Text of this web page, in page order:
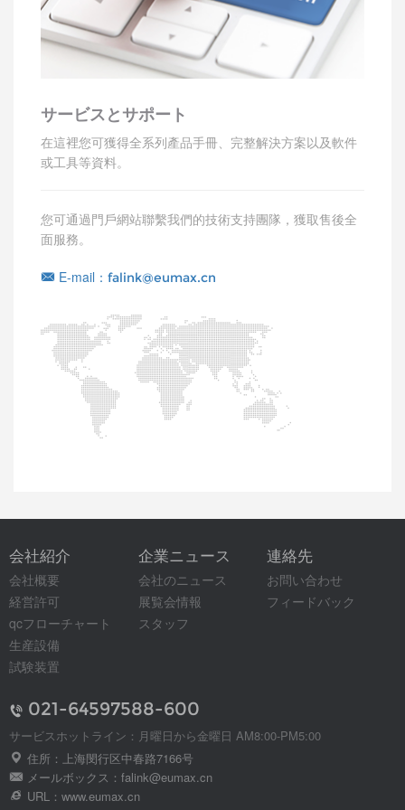
サービスとサポート
在這裡您可獲得全系列產品手冊、完整解決方案以及軟件
或工具等資料。
您可通過門戶網站聯繫我們的技術支持團隊，獲取售後全
面服務。
E-mail： falink@eumax.cn
会社紹介
会社概要
経営許可
qcフローチャート
生産設備
試験装置
企業ニュース
会社のニュース
展覧会情報
スタッフ
連絡先
お問い合わせ
フィードバック
021-64597588-600
サービスホットライン：月曜日から金曜日 AM8:00-PM5:00
住所：上海閔行区中春路7166号
メールボックス：falink@eumax.cn
URL：www.eumax.cn